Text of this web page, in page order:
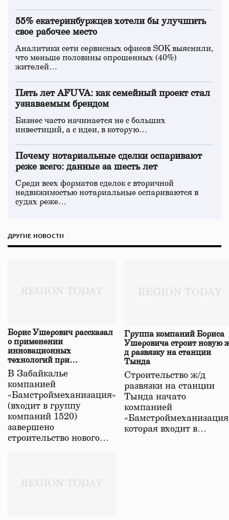
55% екатеринбуржцев хотели бы улучшить
свое рабочее место
Аналитики сети сервисных офисов SOK выяснили,
что меньше половины опрошенных (40%)
жителей…
Пять лет AFUVA: как семейный проект стал
узнаваемым брендом
Бизнес часто начинается не с больших
инвестиций, а с идеи, в которую…
Почему нотариальные сделки оспаривают
реже всего: данные за шесть лет
Среди всех форматов сделок с вторичной
недвижимостью нотариальные оспариваются в
судах реже…
ДРУГИЕ НОВОСТИ
Борис Ушерович рассказал
о применении
инновационных
технологий при
строительстве нового моста
в Забайкалье
В Забайкалье
компанией
«Бамстроймеханизация»
(входит в группу
компаний 1520)
завершено
строительство нового…
Группа компаний Бориса
Ушеровича строит новую
д развязку на станции
Тында
Строительство ж/д
развязки на станции
Тында начато
компанией
которая входит в…